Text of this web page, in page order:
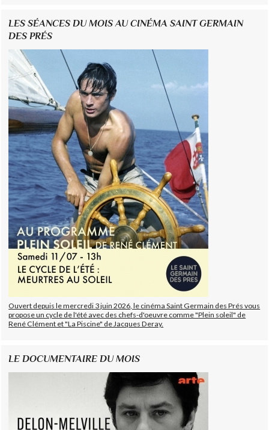
LES SÉANCES DU MOIS AU CINÉMA SAINT GERMAIN
DES PRÉS
Ouvert depuis le mercredi 3 juin 2026, le cinéma Saint Germain des Prés vous
propose un cycle de l'été avec des chefs-d'oeuvre comme "Plein soleil" de
René Clément et "La Piscine" de Jacques Deray.
LE DOCUMENTAIRE DU MOIS